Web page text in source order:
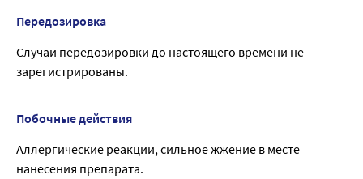
Передозировка
Случаи передозировки до настоящего времени не
зарегистрированы.
Побочные действия
Аллергические реакции, сильное жжение в месте
нанесения препарата.